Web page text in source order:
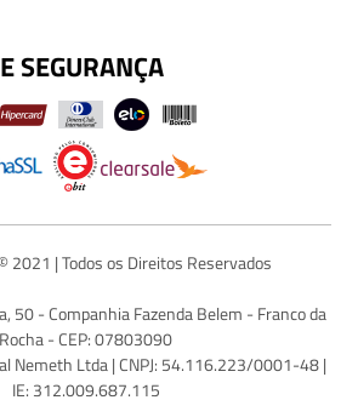
SEGURANÇA
2021 | Todos os Direitos Reservados
50 - Companhia Fazenda Belem - Franco da
Rocha - CEP: 07803090
Nemeth Ltda | CNPJ: 54.116.223/0001-48 |
IE: 312.009.687.115